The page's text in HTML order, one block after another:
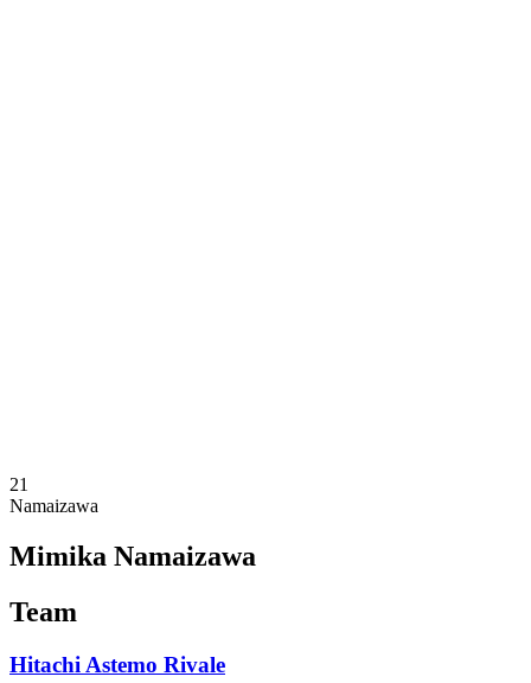
21
Namaizawa
Mimika Namaizawa
Team
Hitachi Astemo Rivale